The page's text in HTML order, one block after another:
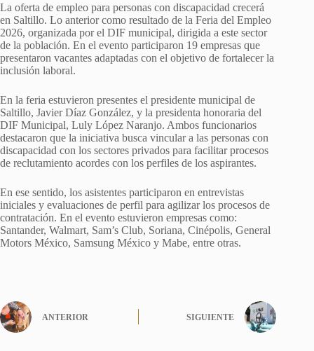
La oferta de empleo para personas con discapacidad crecerá
en Saltillo. Lo anterior como resultado de la Feria del Empleo
2026, organizada por el DIF municipal, dirigida a este sector
de la población. En el evento participaron 19 empresas que
presentaron vacantes adaptadas con el objetivo de fortalecer la
inclusión laboral.
En la feria estuvieron presentes el presidente municipal de
Saltillo, Javier Díaz González, y la presidenta honoraria del
DIF Municipal, Luly López Naranjo. Ambos funcionarios
destacaron que la iniciativa busca vincular a las personas con
discapacidad con los sectores privados para facilitar procesos
de reclutamiento acordes con los perfiles de los aspirantes.
En ese sentido, los asistentes participaron en entrevistas
iniciales y evaluaciones de perfil para agilizar los procesos de
contratación. En el evento estuvieron empresas como:
Santander, Walmart, Sam’s Club, Soriana, Cinépolis, General
Motors México, Samsung México y Mabe, entre otras.
ANTERIOR SIGUIENTE